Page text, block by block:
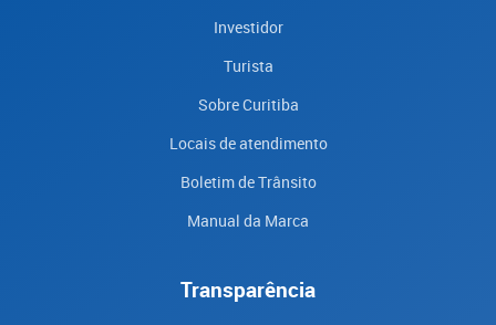
Investidor
Turista
Sobre Curitiba
Locais de atendimento
Boletim de Trânsito
Manual da Marca
Transparência